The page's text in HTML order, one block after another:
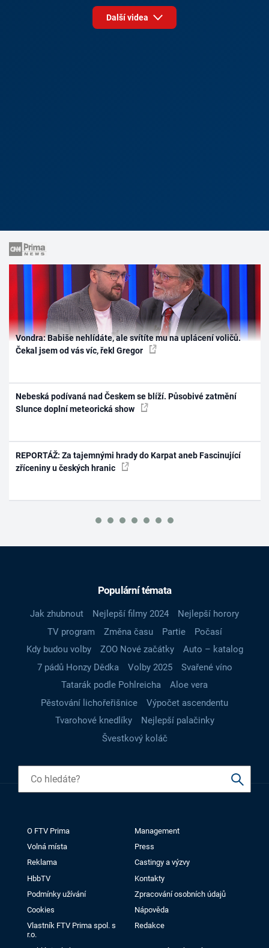
Další videa
Vondra: Babiše nehlídáte, ale svítíte mu na uplácení voličů.
Čekal jsem od vás víc, řekl Gregor
Nebeská podívaná nad Českem se blíží. Působivé zatmění
Slunce doplní meteorická show
REPORTÁŽ: Za tajemnými hrady do Karpat aneb Fascinující
zříceniny u českých hranic
Populární témata
Jak zhubnout Nejlepší filmy 2024
Nejlepší horory
TV program
Změna času Partie
Počasí
Kdy budou volby
ZOO Nové začátky
Auto – katalog
7 pádů Honzy Dědka
Volby 2025
Svařené víno
Tatarák podle Pohlreicha
Aloe vera
Pěstování lichořeřišnice
Výpočet ascendentu
Tvarohové knedlíky
Nejlepší palačinky
Švestkový koláč
O FTV Prima
Management
Volná místa
Press
Reklama
Castingy a výzvy
HbbTV
Kontakty
Podmínky užívání
Zpracování osobních údajů
Cookies
Nápověda
Vlastník FTV Prima spol. s
r.o.
Redakce